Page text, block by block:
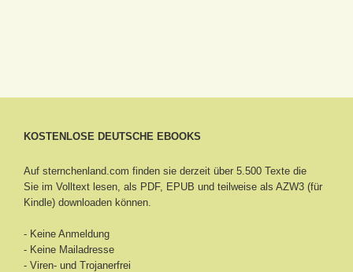
KOSTENLOSE DEUTSCHE EBOOKS
Auf sternchenland.com finden sie derzeit über 5.500 Texte die
Sie im Volltext lesen, als PDF, EPUB und teilweise als AZW3 (für
Kindle) downloaden können.
- Keine Anmeldung
- Keine Mailadresse
- Viren- und Trojanerfrei